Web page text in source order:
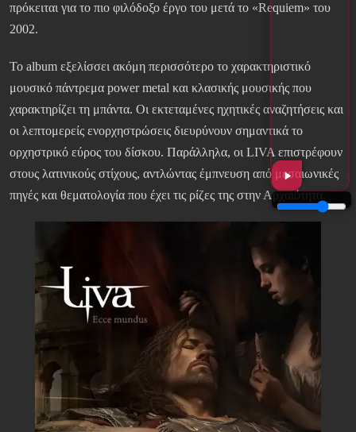
πρόκειται για το πιο φιλόδοξο έργο του μετά το «Requiem» του
2002.
Το album εξελίσσει ακόμη περισσότερο το χαρακτηριστικό
μουσικό πάντρεμα power metal και κλασικής μουσικής που
χαρακτηρίζει τη μπάντα. Οι εκτεταμένες ηχητικές αναζητήσεις και
οι λεπτομερείς ενορχηστρώσεις διευρύνουν σημαντικά το
ορχηστρικό εύρος του δίσκου. Παράλληλα, οι LIVA επιστρέφουν
στους λατινικούς στίχους, αντλώντας έμπνευση από μεσαιωνικές
πηγές και θεματολογία που έχει τις ρίζες της στην Αρχαιότητα.